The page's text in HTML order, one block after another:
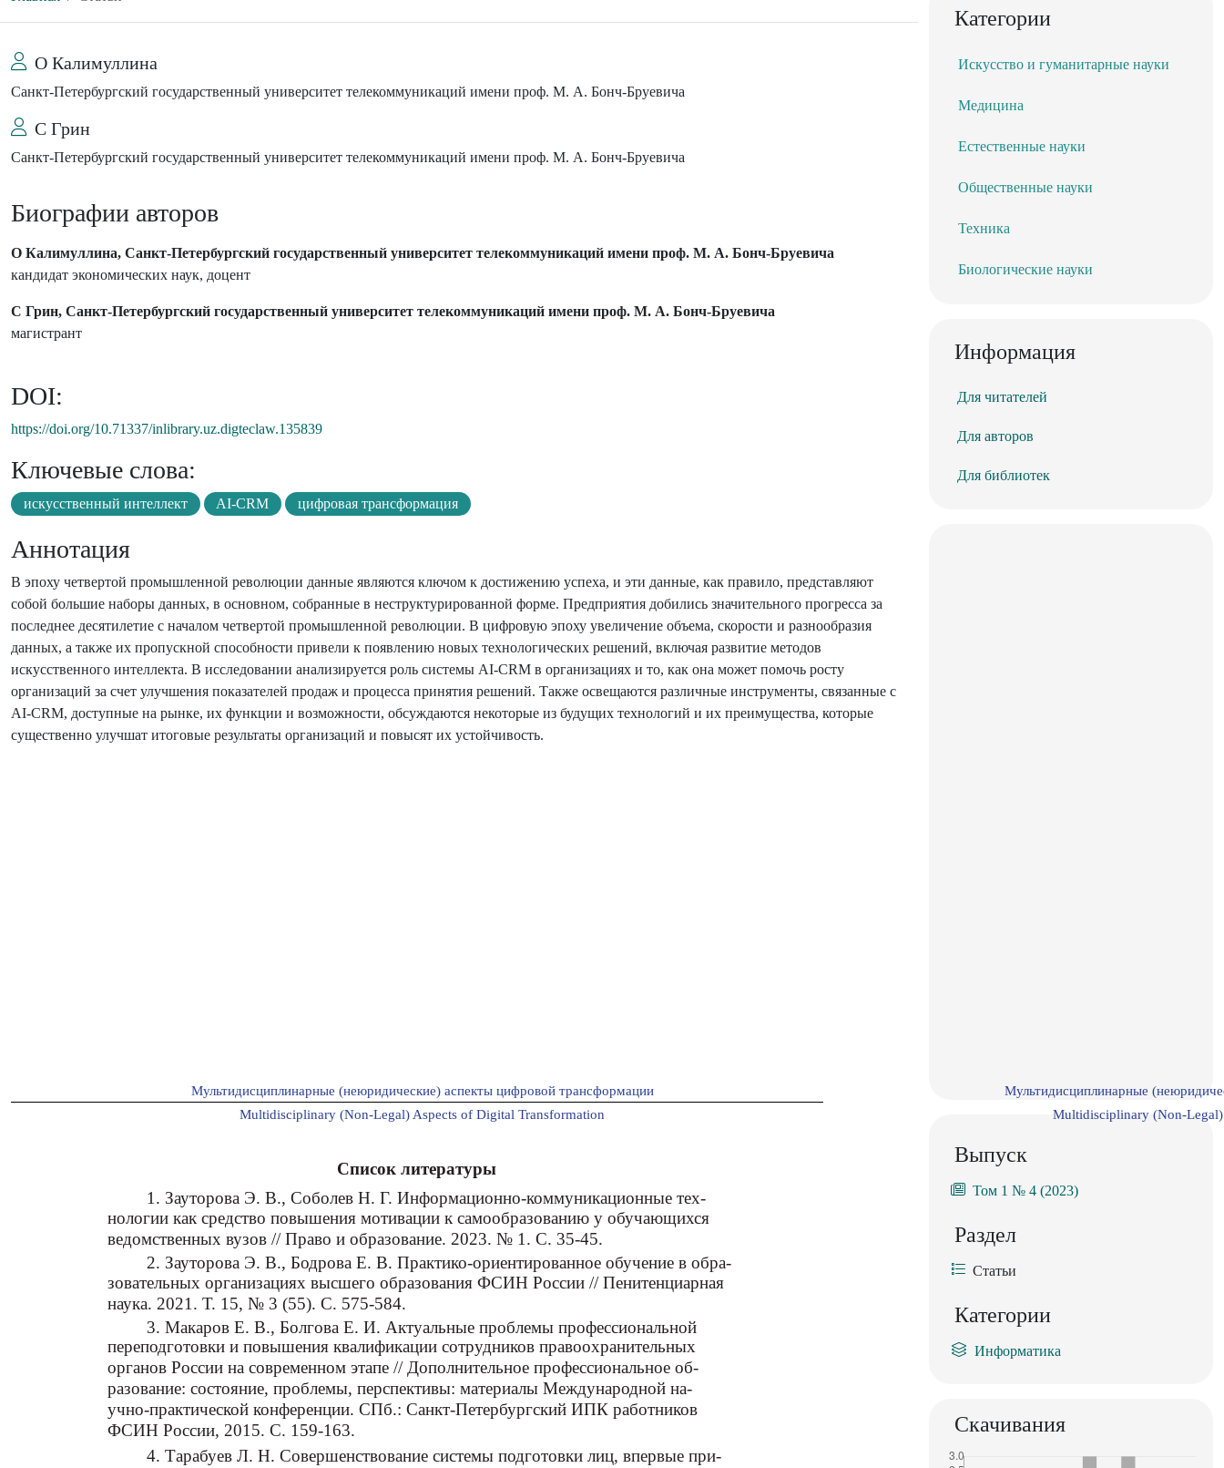
О Калимуллина
Санкт-Петербургский государственный университет телекоммуникаций имени проф. М. А. Бонч-Бруевича
С Грин
Санкт-Петербургский государственный университет телекоммуникаций имени проф. М. А. Бонч-Бруевича
Биографии авторов
О Калимуллина, Санкт-Петербургский государственный университет телекоммуникаций имени проф. М. А. Бонч-Бруевича
кандидат экономических наук, доцент
С Грин, Санкт-Петербургский государственный университет телекоммуникаций имени проф. М. А. Бонч-Бруевича
магистрант
DOI:
https://doi.org/10.71337/inlibrary.uz.digteclaw.135839
Ключевые слова:
искусственный интеллект AI-CRM цифровая трансформация
Аннотация
В эпоху четвертой промышленной революции данные являются ключом к достижению успеха, и эти данные, как правило, представляют
собой большие наборы данных, в основном, собранные в неструктурированной форме. Предприятия добились значительного прогресса за
последнее десятилетие с началом четвертой промышленной революции. В цифровую эпоху увеличение объема, скорости и разнообразия
данных, а также их пропускной способности привели к появлению новых технологических решений, включая развитие методов
искусственного интеллекта. В исследовании анализируется роль системы AI-CRM в организациях и то, как она может помочь росту
организаций за счет улучшения показателей продаж и процесса принятия решений. Также освещаются различные инструменты, связанные с
AI-CRM, доступные на рынке, их функции и возможности, обсуждаются некоторые из будущих технологий и их преимущества, которые
существенно улучшат итоговые результаты организаций и повысят их устойчивость.
Мультидисциплинарные (неюридические) аспекты цифровой трансформации
Multidisciplinary (Non-Legal) Aspects оf Digital Transformation
Мультидисциплинарные
Multidisciplinary (Non-
Список литературы
1. Зауторова Э. В., Соболев Н. Г. Информационно-коммуникационные тех-
нологии как средство повышения мотивации к самообразованию у обучающихся
ведомственных вузов // Право и образование. 2023. № 1. С. 35-45.
2. Зауторова Э. В., Бодрова Е. В. Практико-ориентированное обучение в обра-
зовательных организациях высшего образования ФСИН России // Пенитенциарная
наука. 2021. Т. 15, № 3 (55). С. 575-584.
3. Макаров Е. В., Болгова Е. И. Актуальные проблемы профессиональной
переподготовки и повышения квалификации сотрудников правоохранительных
органов России на современном этапе // Дополнительное профессиональное об-
разование: состояние, проблемы, перспективы: материалы Международной на-
учно-практической конференции. СПб.: Санкт-Петербургский ИПК работников
ФСИН России, 2015. С. 159-163.
4. Тарабуев Л. Н. Совершенствование системы подготовки лиц, впервые при-
Категории
Искусство и гуманитарные науки
Медицина
Естественные науки
Общественные науки
Техника
Биологические науки
Информация
Для читателей
Для авторов
Для библиотек
Выпуск
Том 1 № 4 (2023)
Раздел
Статьи
Категории
Информатика
Скачивания